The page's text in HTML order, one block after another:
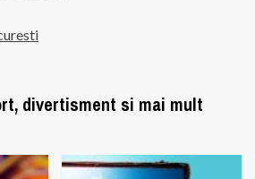
divertisment si mai mult